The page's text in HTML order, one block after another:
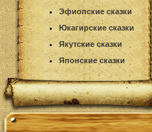
Эфиопские сказки
Юкагирские сказки
Якутские сказки
Японские сказки